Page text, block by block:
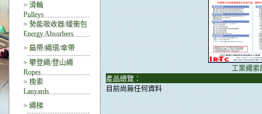
> 滑輪
Pulleys
> 勢能吸收器/緩衝包
Energy Absorbers
> 扁帶/繩環/傘帶
> 攀登繩/登山繩
Ropes
> 挽索
Lanyards
> 繩梯
工業繩索
產品總覽：
目前尚無任何資料